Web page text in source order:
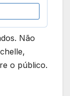
Não
o público.